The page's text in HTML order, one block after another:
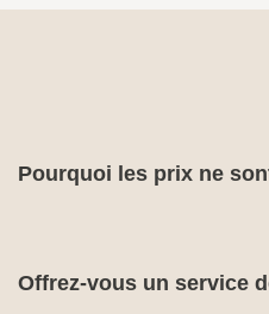
Pourquoi les prix ne
Offrez-vous un service